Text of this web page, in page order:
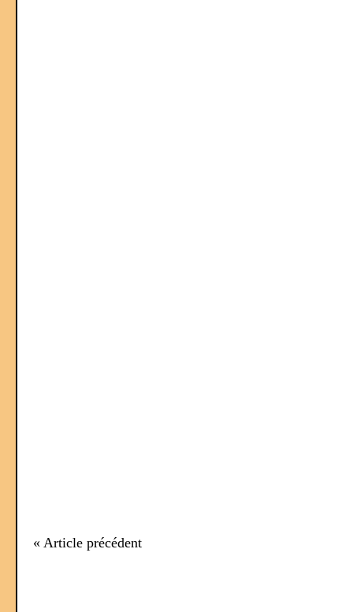
« Article précédent